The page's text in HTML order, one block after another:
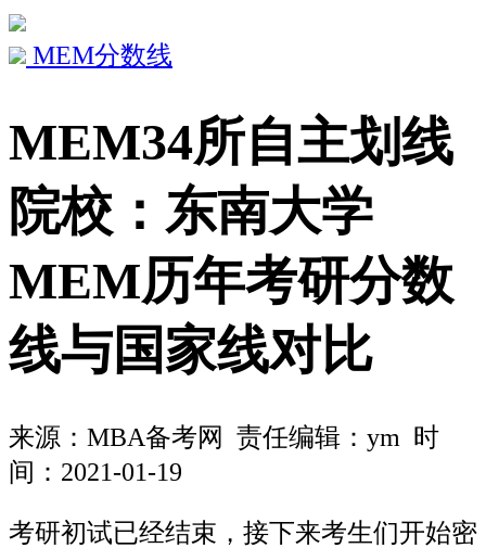
MEM分数线
MEM34所自主划线
院校：东南大学
MEM历年考研分数
线与国家线对比
来源： MBA备考网
责任编辑：ym 时
间：2021-01-19
考研初试已经结束，接下来考生们开始密